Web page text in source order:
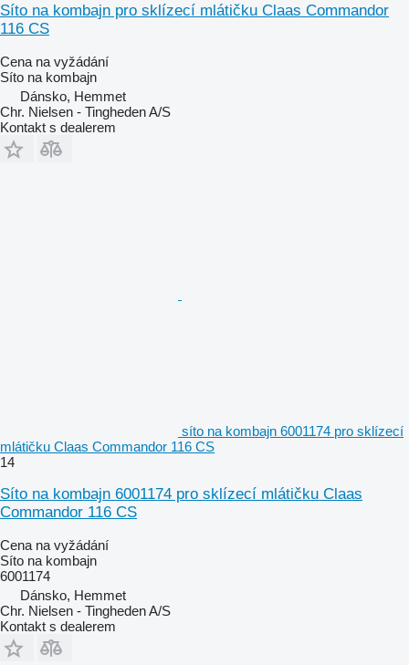
Síto na kombajn pro sklízecí mlátičku Claas Commandor
116 CS
Cena na vyžádání
Síto na kombajn
Dánsko, Hemmet
Chr. Nielsen - Tingheden A/S
Kontakt s dealerem
síto na kombajn 6001174 pro sklízecí
mlátičku Claas Commandor 116 CS
14
Síto na kombajn 6001174 pro sklízecí mlátičku Claas
Commandor 116 CS
Cena na vyžádání
Síto na kombajn
6001174
Dánsko, Hemmet
Chr. Nielsen - Tingheden A/S
Kontakt s dealerem